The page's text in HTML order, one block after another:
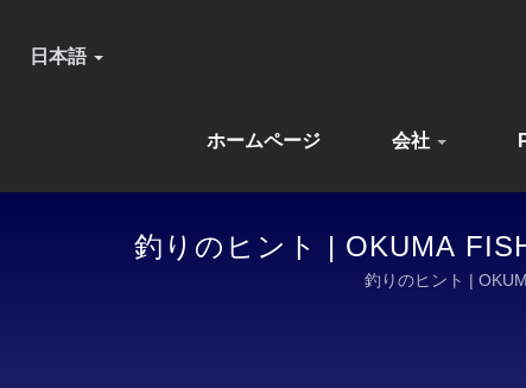
ホームページ 会社
日本語
釣りのヒント | OKUMA
釣りのヒント |